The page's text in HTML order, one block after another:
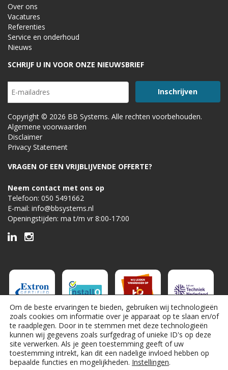
Over ons
Vacatures
Referenties
Service en onderhoud
Nieuws
SCHRIJF U IN VOOR ONZE NIEUWSBRIEF
Copyright © 2026 BB Systems. Alle rechten voorbehouden.
Algemene voorwaarden
Disclaimer
Privacy Statement
VRAGEN OF EEN VRIJBLIJVENDE OFFERTE?
Neem contact met ons op
Telefoon: 050 5491662
E-mail: info@bbsystems.nl
Openingstijden: ma t/m vr 8:00-17:00
Om de beste ervaringen te bieden, gebruiken wij technologieën
zoals cookies om informatie over je apparaat op te slaan en/of
te raadplegen. Door in te stemmen met deze technologieën
kunnen wij gegevens zoals surfgedrag of unieke ID's op deze
site verwerken. Als je geen toestemming geeft of uw
toestemming intrekt, kan dit een nadelige invloed hebben op
bepaalde functies en mogelijkheden. Instellingen.